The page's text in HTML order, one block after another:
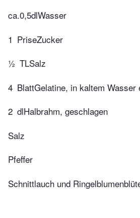
ca.0,5dlWasser
1 PriseZucker
½ TLSalz
4 BlattGelatine, in kaltem Wasser
2 dlHalbrahm, geschlagen
Salz
Pfeffer
Schnittlauch und